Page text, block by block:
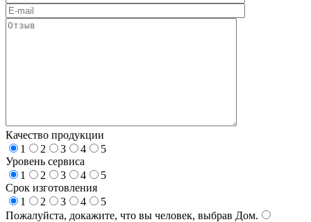
Качество продукции
1
2 3 4
5
Уровень сервиса
1
2 3 4
5
Срок изготовления
1
2 3 4
5
Пожалуйста, докажите, что вы человек, выбрав Дом.